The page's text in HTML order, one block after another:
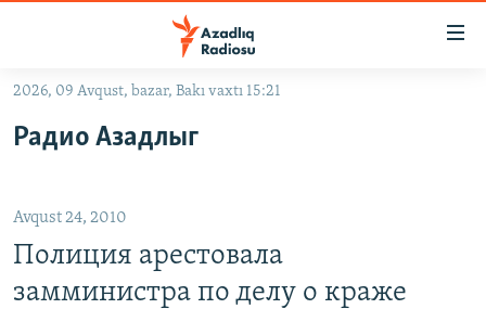
Əsas
qayıt
qayıt
Axtarışa
#İZAHLA
#ƏSLINDƏ
FƏRQƏ BAX
2026, 09 Avqust, bazar, Bakı vaxtı 15:21
Радио Азадлыг
Avqust 24, 2010
Полиция арестовала
замминистра по делу о краже